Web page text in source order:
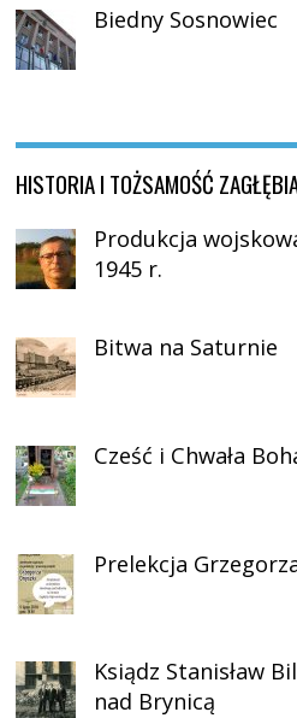
Biedny Sosnowiec
HISTORIA I TOŻSAMOŚĆ
Produkcja
1945 r.
Bitwa na Saturnie
Cześć i Chwała
Prelekcja
Ksiądz Stanisław
nad Brynicą